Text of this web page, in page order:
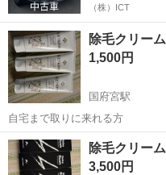
（株）ICT
除毛クリーム
1,500円
国府宮駅
自宅まで取りに来れる方
愛知 稲沢市 国府宮駅
除毛クリーム
3,500円